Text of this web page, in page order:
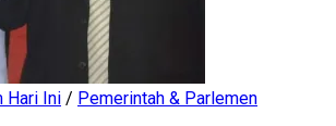
Hari Ini / Pemerintah & Parlemen